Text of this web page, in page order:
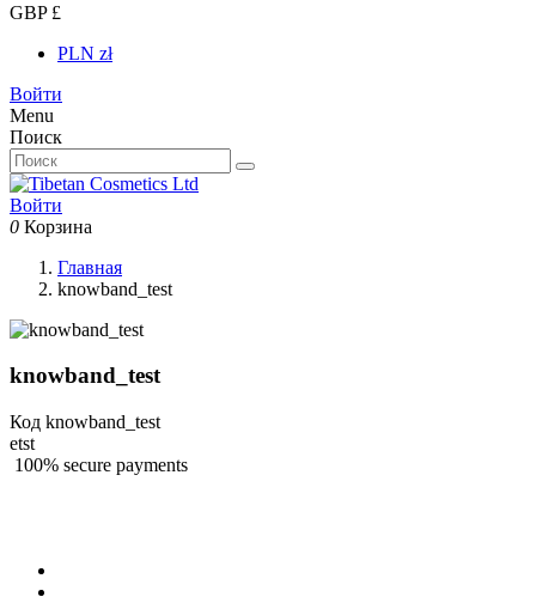
GBP £
PLN zł
Войти
Menu
Поиск
Войти
0 Корзина
Главная
knowband_test
knowband_test
Код knowband_test
etst
100% secure payments